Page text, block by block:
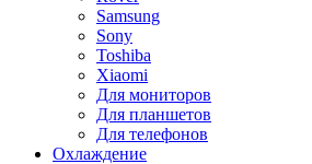
Samsung
Sony
Toshiba
Xiaomi
Для мониторов
Для планшетов
Для телефонов
Охлаждение